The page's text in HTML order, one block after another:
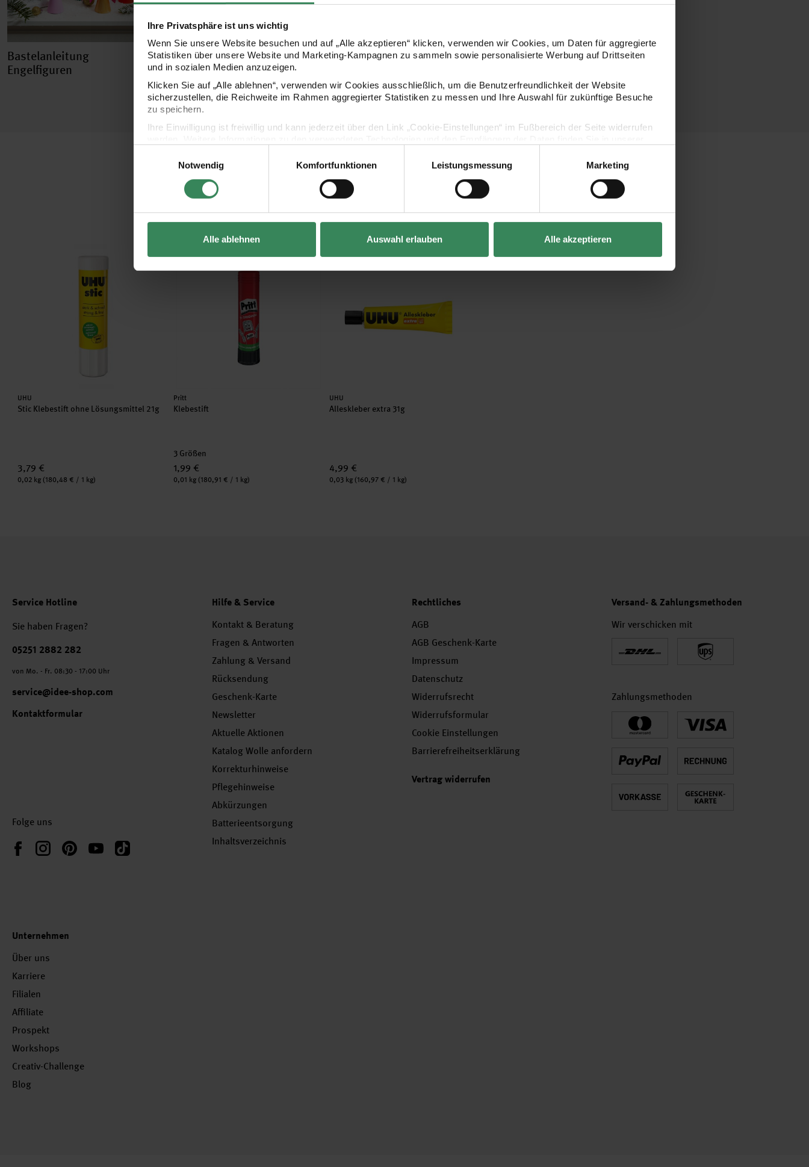
Ihre Privatsphäre ist uns wichtig
Wenn Sie unsere Website besuchen und auf „Alle akzeptieren“ klicken, verwenden wir Cookies, um Daten für aggregierte
Statistiken über unsere Website und Marketing-Kampagnen zu sammeln sowie personalisierte Werbung auf Drittseiten
und in sozialen Medien anzuzeigen.
Klicken Sie auf „Alle ablehnen“, verwenden wir Cookies ausschließlich, um die Benutzerfreundlichkeit der Website
sicherzustellen, die Reichweite im Rahmen aggregierter Statistiken zu messen und Ihre Auswahl für zukünftige Besuche
zu speichern.
Ihre Einwilligung ist freiwillig und kann jederzeit über den Link „Cookie-Einstellungen“ im Fußbereich der Seite widerrufen
Impressum
Datenschutz Vertrag widerrufen
Notwendig
Komfortfunktionen Leistungsmessung Marketing
Alle ablehnen Auswahl erlauben Alle akzeptieren
Bastelanleitung
Engelfiguren
Kaufempfehlung
Hersteller:
UHU
Stic Klebestift ohne Lösungsmittel 21g
3,79 €
Inhalt:
0,02 kg (180,48 € / 1 kg)
Hersteller:
Pritt
Klebestift
3 Größen
1,99 €
Inhalt:
0,01 kg (180,91 € / 1 kg)
Hersteller:
UHU
Alleskleber extra 31g
4,99 €
Inhalt:
0,03 kg (160,97 € / 1 kg)
Service Hotline
Sie haben Fragen?
Telefonnummer
05251 2882 282
von Mo. - Fr. 08:30 - 17:00 Uhr
service@idee-shop.com
Kontaktformular
Folge uns
FacebookInstagramPinterestYouTubeTikTok
Hilfe & Service
Kontakt & Beratung
Fragen & Antworten
Zahlung & Versand
Rücksendung
Geschenk-Karte
Newsletter
Aktuelle Aktionen
Katalog Wolle anfordern
Korrekturhinweise
Pflegehinweise
Abkürzungen
Batterieentsorgung
Inhaltsverzeichnis
Rechtliches
AGB
AGB Geschenk-Karte
Impressum
Datenschutz
Widerrufsrecht
Widerrufsformular
Cookie Einstellungen
Barrierefreiheitserklärung
Vertrag widerrufen
Versand- & Zahlungsmethoden
Wir verschicken mit
Zahlungsmethoden
Unternehmen
Über uns
Karriere
Filialen
Affiliate
Prospekt
Workshops
Creativ-Challenge
Blog